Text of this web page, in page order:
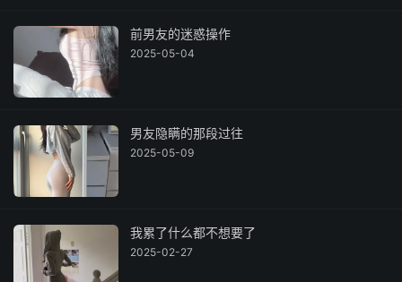
前男友的迷惑操作
2025-05-04
男友隐瞒的那段过往
2025-05-09
我累了什么都不想要了
2025-02-27